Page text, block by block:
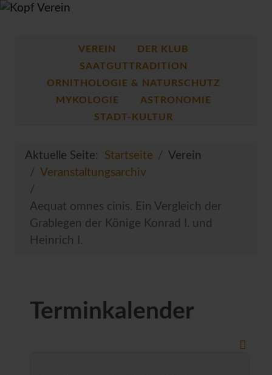
VEREIN
DER KLUB
SAATGUTTRADITION
ORNITHOLOGIE & NATURSCHUTZ
MYKOLOGIE
ASTRONOMIE
STADT-KULTUR
Aktuelle Seite: Startseite
Verein
Veranstaltungsarchiv
Aequat omnes cinis. Ein Vergleich der
Grablegen der Könige Konrad I. und
Heinrich I.
Terminkalender